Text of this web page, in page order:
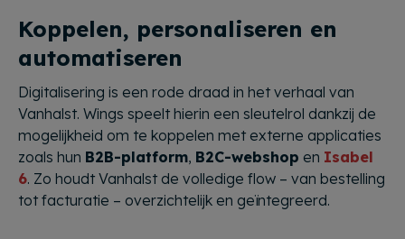
Koppelen, personaliseren en
automatiseren
Digitalisering is een rode draad in het verhaal van
Vanhalst. Wings speelt hierin een sleutelrol dankzij de
mogelijkheid om te koppelen met externe applicaties
zoals hun B2B-platform, B2C-webshop en Isabel
6. Zo houdt Vanhalst de volledige flow – van bestelling
tot facturatie – overzichtelijk en geïntegreerd.